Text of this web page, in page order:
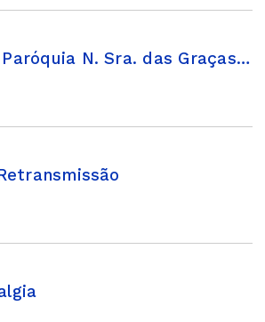
Santa Missa - Paróquia N. Sra. das Graças de Praia Grande